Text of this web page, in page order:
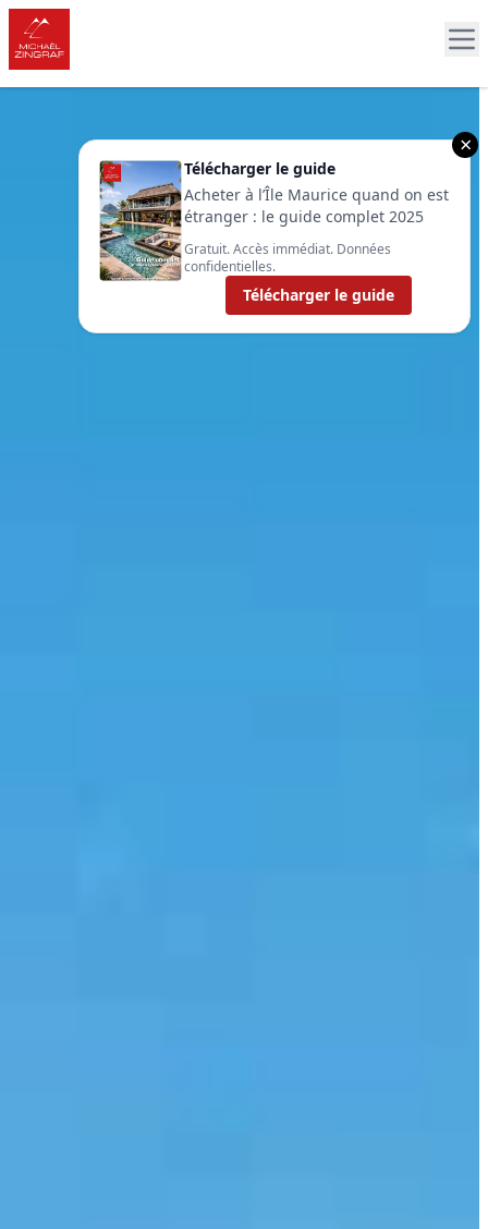
×
Télécharger le guide
Acheter à l’Île Maurice quand on est
étranger : le guide complet 2025
Gratuit. Accès immédiat. Données
confidentielles.
Télécharger le guide